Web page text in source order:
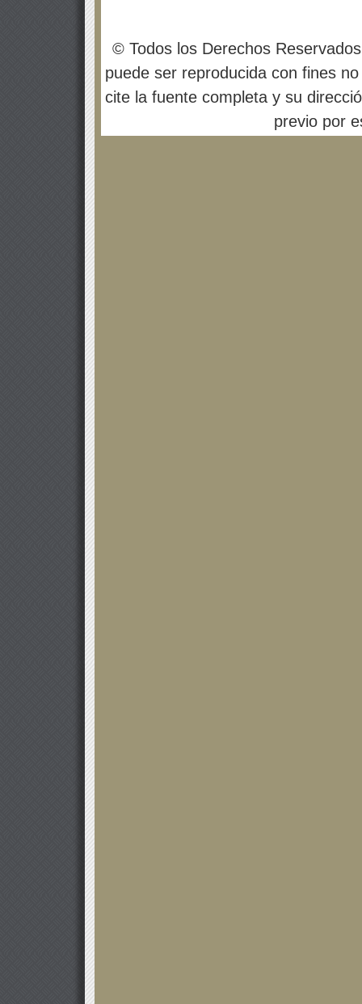
© Todos los Derechos
puede ser reproducida con fines
cite la fuente completa y su
previo por